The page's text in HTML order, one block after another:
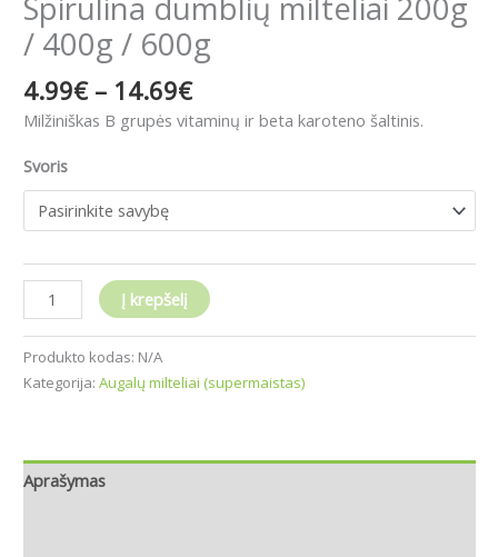
Spirulina dumblių milteliai 200g
/ 400g / 600g
4.99€ – 14.69€
Milžiniškas B grupės vitaminų ir beta karoteno šaltinis.
Svoris
Į krepšelį
Produkto kodas: N/A
Kategorija: Augalų milteliai (supermaistas)
Aprašymas